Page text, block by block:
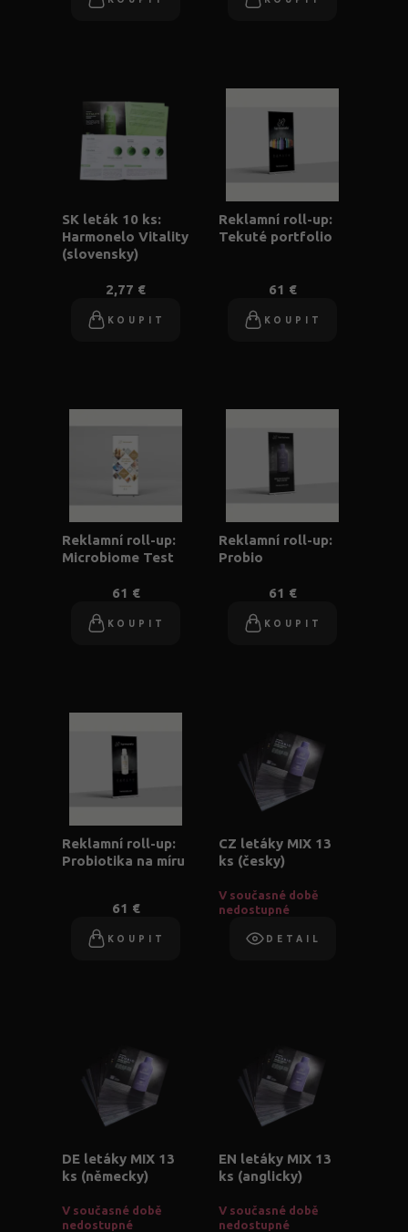
SK leták 10 ks:
Harmonelo Vitality
(slovensky)
2,77 €
KOUPIT
Reklamní roll-up:
Tekuté portfolio
61 €
KOUPIT
Reklamní roll-up:
Microbiome Test
61 €
KOUPIT
Reklamní roll-up:
Probio
61 €
KOUPIT
Reklamní roll-up:
Probiotika na míru
61 €
KOUPIT
CZ letáky MIX 13
ks (česky)
V současné době
nedostupné
DETAIL
DE letáky MIX 13
ks (německy)
V současné době
nedostupné
EN letáky MIX 13
ks (anglicky)
V současné době
nedostupné